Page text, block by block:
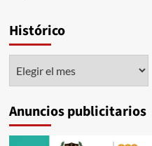
Histórico
Anuncios publicitarios